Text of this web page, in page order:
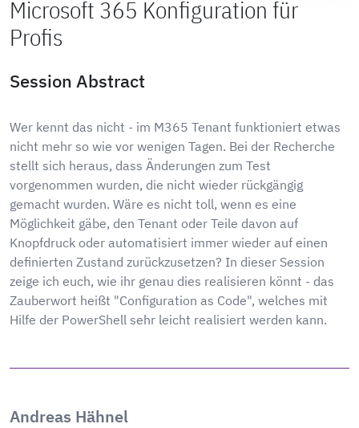
Microsoft 365 Konfiguration für
Profis
Session Abstract
Wer kennt das nicht - im M365 Tenant funktioniert etwas
nicht mehr so wie vor wenigen Tagen. Bei der Recherche
stellt sich heraus, dass Änderungen zum Test
vorgenommen wurden, die nicht wieder rückgängig
gemacht wurden. Wäre es nicht toll, wenn es eine
Möglichkeit gäbe, den Tenant oder Teile davon auf
Knopfdruck oder automatisiert immer wieder auf einen
definierten Zustand zurückzusetzen? In dieser Session
zeige ich euch, wie ihr genau dies realisieren könnt - das
Zauberwort heißt "Configuration as Code", welches mit
Hilfe der PowerShell sehr leicht realisiert werden kann.
Andreas Hähnel